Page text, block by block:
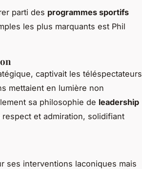
parti des programmes sportifs
les plus marquants est Phil
captivait les téléspecta­teurs
mettaient en lumière non
sa philosophie de leadership
et admiration, solidifiant
ses interventions laconiques mais